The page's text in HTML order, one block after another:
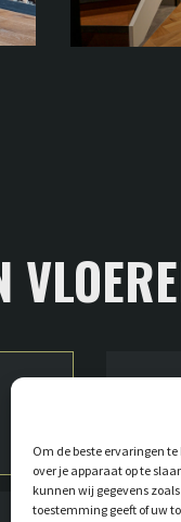
Om de beste ervaringen
over je apparaat op te
kunnen wij gegevens
toestemming geeft of uw